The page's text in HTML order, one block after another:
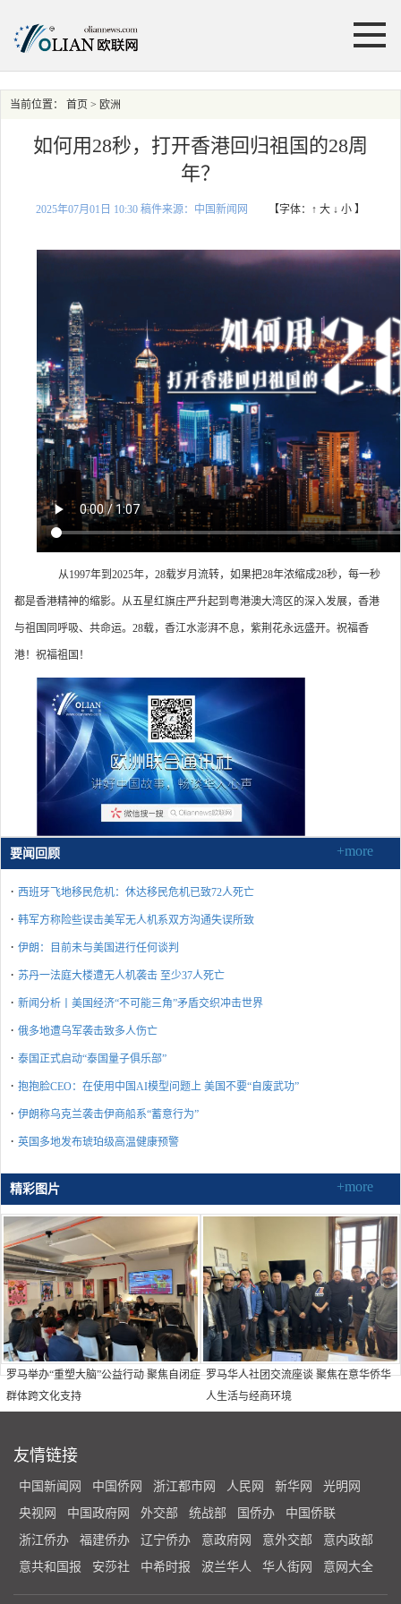
当前位置： 首页 > 欧洲
如何用28秒，打开香港回归祖国的28周
年？
2025年07月01日 10:30 稿件来源：中国新闻网 【字体： ↑ 大 ↓ 小 】
从1997年到2025年，28载岁月流转，如果把28年浓缩成28秒，每一秒
都是香港精神的缩影。从五星红旗庄严升起到粤港澳大湾区的深入发展，香港
与祖国同呼吸、共命运。28载，香江水澎湃不息，紫荆花永远盛开。祝福香
港！祝福祖国！
要闻回顾 +more
· 西班牙飞地移民危机：休达移民危机已致72人死亡
· 韩军方称险些误击美军无人机系双方沟通失误所致
· 伊朗：目前未与美国进行任何谈判
· 苏丹一法庭大楼遭无人机袭击 至少37人死亡
· 新闻分析丨美国经济“不可能三角”矛盾交织冲击世界
· 俄多地遭乌军袭击致多人伤亡
· 泰国正式启动“泰国量子俱乐部”
· 抱抱脸CEO：在使用中国AI模型问题上 美国不要“自废武功”
· 伊朗称乌克兰袭击伊商船系“蓄意行为”
· 英国多地发布琥珀级高温健康预警
精彩图片 +more
罗马举办“重塑大脑”公益行动 聚焦自闭症
群体跨文化支持
罗马华人社团交流座谈 聚焦在意华侨华
人生活与经商环境
友情链接
中国新闻网 中国侨网 浙江都市网 人民网 新华网
光明网
央视网
中国政府网 外交部 统战部 国侨办
中国侨联
浙江侨办
福建侨办 辽宁侨办 意政府网 意外交部
意内政部
意共和国报
安莎社 中希时报 波兰华人 华人街网 意网大全